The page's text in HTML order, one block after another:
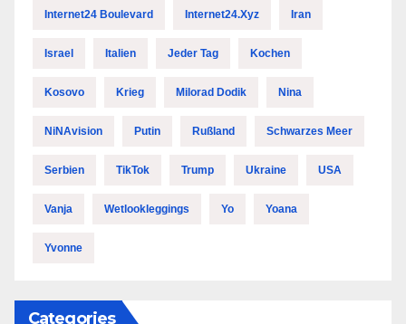
Internet24 Boulevard Internet24.xyz Iran
Israel Italien Jeder Tag Kochen
Kosovo Krieg Milorad Dodik Nina
NiNAvision Putin Rußland Schwarzes Meer
Serbien TikTok Trump Ukraine USA
Vanja Wetlookleggings Yo Yoana
Yvonne
Categories